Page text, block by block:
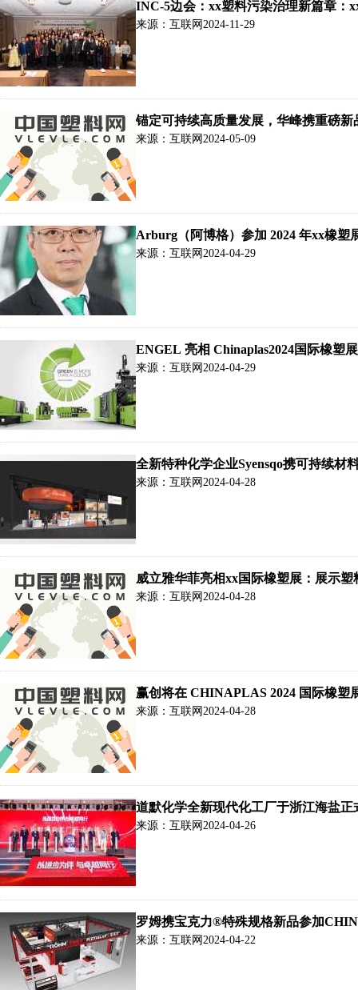
INC-5边会：xx塑料污染治理新篇章：
来源：互联网 2024-11-29
锚定可持续高质量发展，华峰携重磅新
来源：互联网 2024-05-09
Arburg（阿博格）参加 2024 年xx橡塑
来源：互联网 2024-04-29
ENGEL 亮相 Chinaplas2024国际橡塑
来源：互联网 2024-04-29
全新特种化学企业Syensqo携可持续材
来源：互联网 2024-04-28
威立雅华菲亮相xx国际橡塑展：展示
来源：互联网 2024-04-28
赢创将在 CHINAPLAS 2024 国际橡塑
来源：互联网 2024-04-28
道默化学全新现代化工厂于浙江海盐正
来源：互联网 2024-04-26
罗姆携宝克力®特殊规格新品参加
来源：互联网 2024-04-22